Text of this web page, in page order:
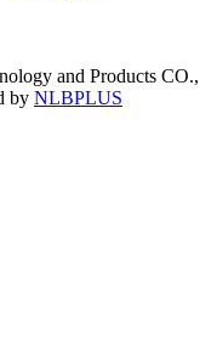
and Products CO.,
by NLBPLUS